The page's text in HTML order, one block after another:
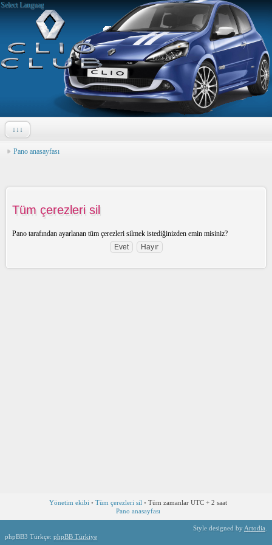
Select Language
↓↓↓
Pano anasayfası
Tüm çerezleri sil
Pano tarafından ayarlanan tüm çerezleri silmek istediğinizden emin misiniz?
Yönetim ekibi • Tüm çerezleri sil • Tüm zamanlar UTC + 2 saat
Pano anasayfası
phpBB3 Türkçe: phpBB Türkiye
Style designed by Artodia